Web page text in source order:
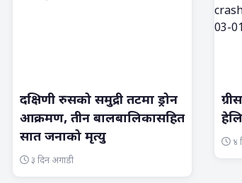
दक्षिणी रुसको समुद्री तटमा ड्रोन
आक्रमण, तीन बालबालिकासहित
सात जनाको मृत्यु
३ दिन अगाडी
४